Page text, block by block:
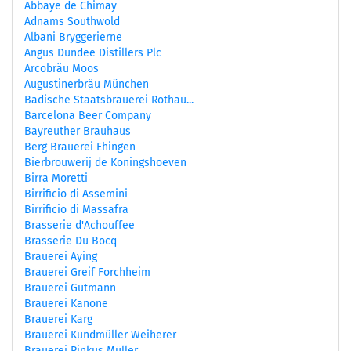
Abbaye de Chimay
Adnams Southwold
Albani Bryggerierne
Angus Dundee Distillers Plc
Arcobräu Moos
Augustinerbräu München
Badische Staatsbrauerei Rothau...
Barcelona Beer Company
Bayreuther Brauhaus
Berg Brauerei Ehingen
Bierbrouwerij de Koningshoeven
Birra Moretti
Birrificio di Assemini
Birrificio di Massafra
Brasserie d'Achouffee
Brasserie Du Bocq
Brauerei Aying
Brauerei Greif Forchheim
Brauerei Gutmann
Brauerei Kanone
Brauerei Karg
Brauerei Kundmüller Weiherer